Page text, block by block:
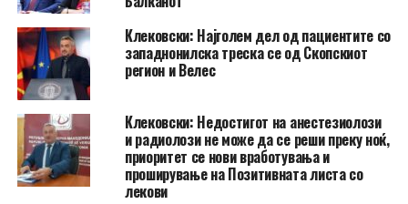
Клековски: Најголем дел од пациентите сo
западнонилска треска се од Скопскиот
регион и Велес
Клековски: Недостигот на анестезиолози
и радиолози не може да се реши преку ноќ,
приоритет се нови вработувања и
проширување на Позитивната листа со
лекови